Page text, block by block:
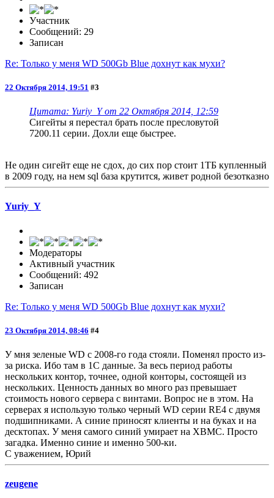
Участник
Сообщений: 29
Записан
Re: Только у меня WD 500Gb Blue дохнут как мухи?
22 Октября 2014, 19:51 #3
Цитата: Yuriy_Y от 22 Октября 2014, 12:59
Сигейты я перестал брать после пресловутой
7200.11 серии. Дохли еще быстрее.
Не один сигейт еще не сдох, до сих пор стоит 1ТБ купленный
в 2009 году, на нем sql база крутится, живет родной безотказно
Yuriy_Y
Модераторы
Активный участник
Сообщений: 492
Записан
Re: Только у меня WD 500Gb Blue дохнут как мухи?
23 Октября 2014, 08:46 #4
У мня зеленые WD с 2008-го года стояли. Поменял просто из-
за риска. Ибо там в 1С данные. За весь период работы
нескольких контор, точнее, одной конторы, состоящей из
нескольких. Ценность данных во много раз превышает
стоимость нового сервера с винтами. Вопрос не в этом. На
серверах я использую только черный WD серии RE4 с двумя
подшипниками. А синие приносят клиенты и на буках и на
десктопах. У меня самого синий умирает на XBMC. Просто
загадка. Именно синие и именно 500-ки.
С уважением, Юрий
zeugene